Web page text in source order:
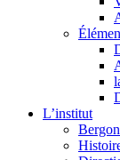
L’institut